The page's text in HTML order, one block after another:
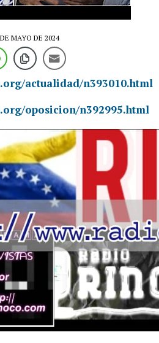
MAYO DE 2024
actualidad/n393010.html
oposicion/n392995.html